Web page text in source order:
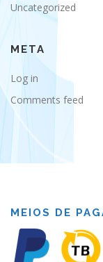
Uncategorized
META
Log in
Comments feed
MEIOS DE